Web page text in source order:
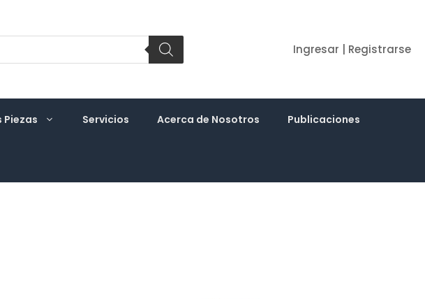
Ingresar | Registrarse
Piezas Servicios Acerca de Nosotros Publicaciones